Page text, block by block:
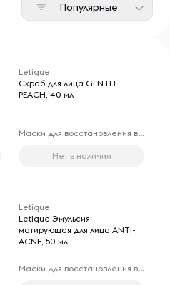
Популярные
Letique
Скраб для лица GENTLE
PEACH, 40 мл
Маски для восстановления волос
Нет в наличии
Letique
Letique Эмульсия
матирующая для лица ANTI-
ACNE, 50 мл
Маски для восстановления волос